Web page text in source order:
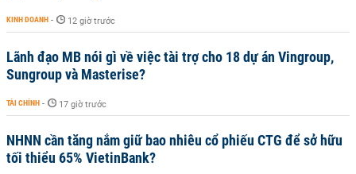
KINH DOANH - 12 giờ trước
Lãnh đạo MB nói gì về việc tài trợ cho 18 dự án Vingroup,
Sungroup và Masterise?
TÀI CHÍNH - 17 giờ trước
NHNN cần tăng nắm giữ bao nhiêu cổ phiếu CTG để sở hữu
tối thiểu 65% VietinBank?